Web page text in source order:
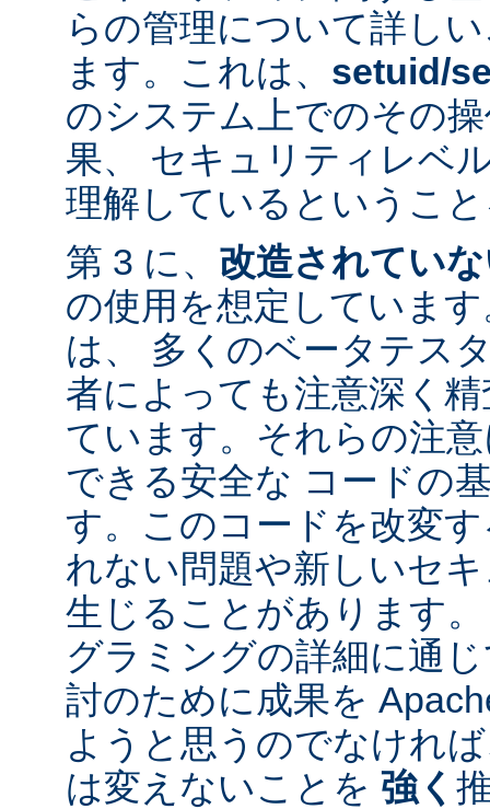
らの管理について詳し
ます。これは、 setuid/
のシステム上でのその
果、 セキュリティレベ
理解しているというこ
第 3 に、 改造されてい
の使用を想定していま
は、 多くのベータテス
者によっても注意深く
ています。それらの注
できる安全な コードの
す。このコードを改変
れない問題や新しいセ
生じることがあります
グラミングの詳細に通
討のために成果を
ようと思うのでなけれ
は変えないことを 強く